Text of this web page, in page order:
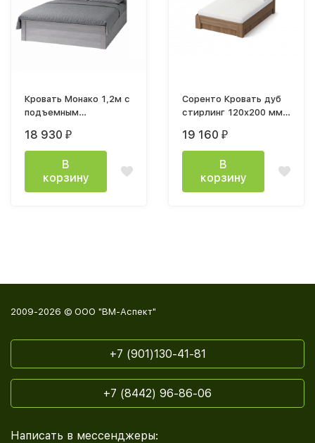
Кровать Монако 1,2м с
подъемным
18 930 ₽
В
корзину
Соренто Кровать дуб
стирлинг 120x200 мм
механизмом
19 160 ₽
В
корзину
2009-2026 © ООО "ВМ-Аспект"
+7 (901)130-41-81
+7 (8442) 96-86-06
Написать в мессенджеры: